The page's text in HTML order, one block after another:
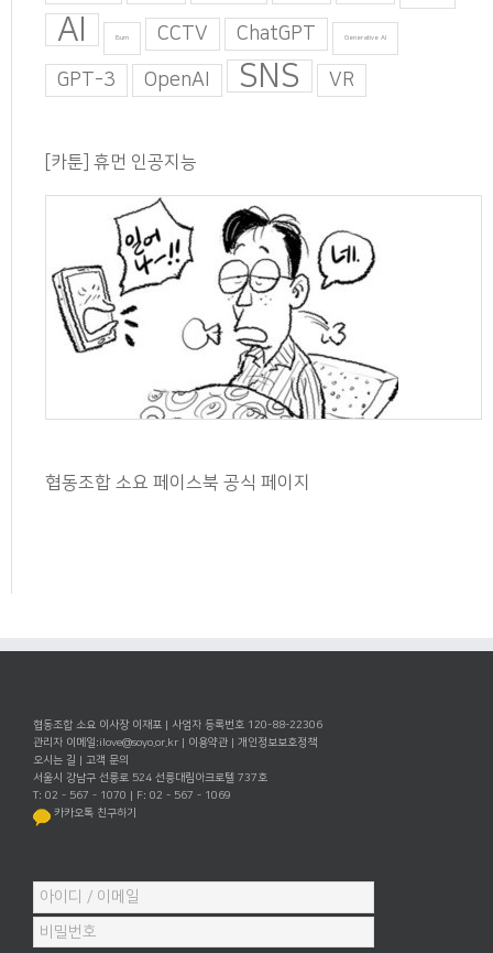
AI Burn CCTV ChatGPT Generative AI
GPT-3 OpenAI SNS VR
[카툰] 휴먼 인공지능
협동조합 소요 페이스북 공식 페이지
협동조합 소요 이사장 이재포 | 사업자 등록번호 120-88-22306
관리자 이메일:ilove@soyo.or.kr | 이용약관 | 개인정보보호정책
오시는 길 | 고객 문의
서울시 강남구 선릉로 524 선릉대림아크로텔 737호
T: 02 - 567 - 1070 | F: 02 - 567 - 1069
카카오톡 친구하기